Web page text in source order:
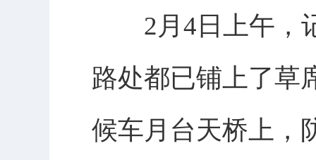
2月4日上午，记
路处都已铺上了草
候车月台天桥上，